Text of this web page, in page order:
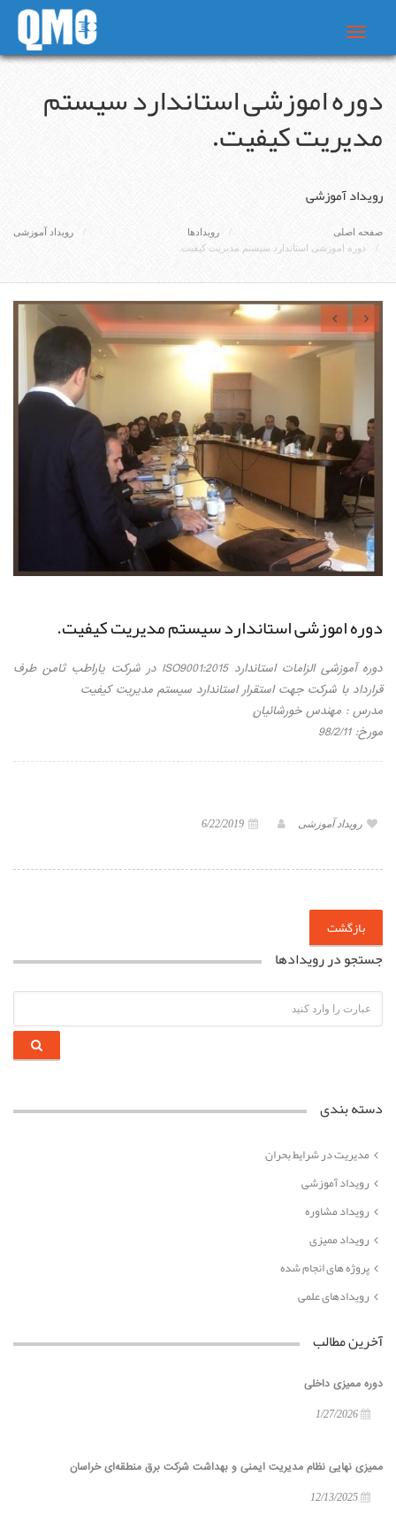
Toggle
دوره اموزشی استاندارد سیستم
مدیریت کیفیت.
رویداد آموزشی
صفحه اصلی رویدادها
رویداد آموزشی
دوره اموزشی استاندارد سیستم مدیریت کیفیت.
دوره اموزشی استاندارد سیستم مدیریت کیفیت.
دوره آموزشی الزامات استاندارد ISO9001:2015 در شرکت یاراطب ثامن طرف
قرارداد با شرکت جهت استقرار استاندارد سیستم مدیریت کیفیت
مدرس : مهندس خورشائیان
مورخ: 98/2/11
6/22/2019 رویداد آموزشی
بازگشت
جستجو در رویدادها
دسته بندی
مدیریت در شرایط بحران
رویداد آموزشی
رویداد مشاوره
رویداد ممیزی
پروژه های انجام شده
رویدادهای علمی
آخرین مطالب
دوره ممیزی داخلی
ممیزی نهایی نظام مدیریت ایمنی و بهداشت شرکت برق منطقه‌ای خراسان